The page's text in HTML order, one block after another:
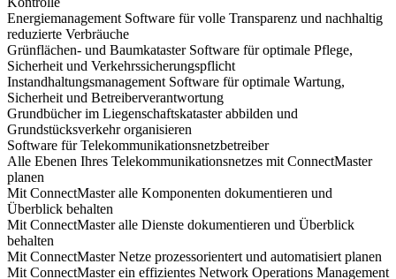
Energiemanagement Software für volle Transparenz und nachhaltig
reduzierte Verbräuche
Grünflächen- und Baumkataster Software für optimale Pflege,
Sicherheit und Verkehrssicherungspflicht
Instandhaltungsmanagement Software für optimale Wartung,
Sicherheit und Betreiberverantwortung
Grundbücher im Liegenschaftskataster abbilden und
Grundstücksverkehr organisieren
Software für Telekommunikationsnetzbetreiber
Alle Ebenen Ihres Telekommunikationsnetzes mit ConnectMaster
planen
Mit ConnectMaster alle Komponenten dokumentieren und
Überblick behalten
Mit ConnectMaster alle Dienste dokumentieren und Überblick
behalten
Mit ConnectMaster Netze prozessorientert und automatisiert planen
Mit ConnectMaster ein effizientes Network Operations Management